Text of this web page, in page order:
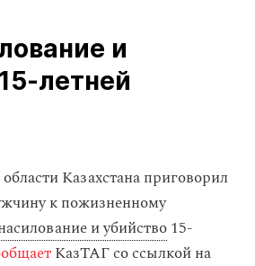
и
Казахстана приговорил
к пожизненному
и убийство15-
КазТАГ со ссылкой на